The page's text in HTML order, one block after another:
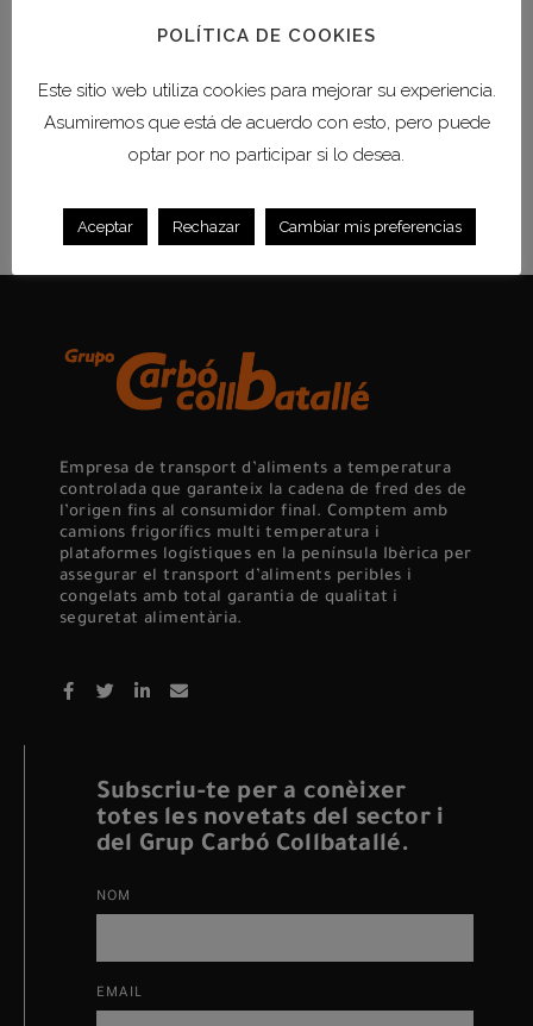
ciberatacs, que enregistra qualsevol
Empresa de transport d’aliments a temperatura
controlada que garanteix la cadena de fred des de
l’origen fins al consumidor final. Comptem amb
camions frigorífics multi temperatura i
plataformes logístiques en la península Ibèrica per
assegurar el transport d’aliments peribles i
congelats amb total garantia de qualitat i
seguretat alimentària.
Subscriu-te per a conèixer
totes les novetats del sector i
del Grup Carbó Collbatallé.
NOM
EMAIL
POLÍTICA DE COOKIES
Este sitio web utiliza cookies para mejorar su experiencia.
Asumiremos que está de acuerdo con esto, pero puede
optar por no participar si lo desea.
Aceptar Rechazar Cambiar mis preferencias